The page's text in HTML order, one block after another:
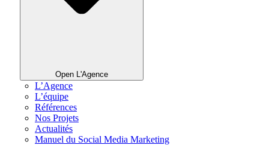
Open L'Agence
L’Agence
L’équipe
Références
Nos Projets
Actualités
Manuel du Social Media Marketing